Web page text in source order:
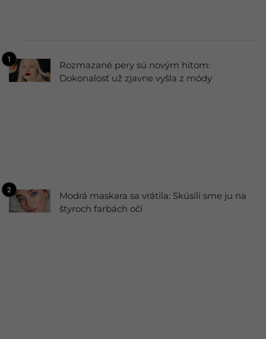
Rozmazané pery sú novým hitom:
Dokonalosť už zjavne vyšla z módy
Modrá maskara sa vrátila: Skúsili sme ju na
štyroch farbách očí